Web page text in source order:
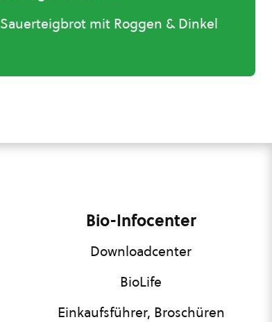
Sauerteigbrot mit Roggen & Dinkel
Bio-Infocenter
Downloadcenter
BioLife
Einkaufsführer, Broschüren